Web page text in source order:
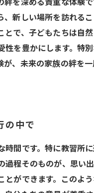
を深める貴重な体験
新しい場所を訪れる
とで、子どもたちは自
を豊かにします。特
、未来の家族の絆を
の中で
間です。特に教習所
程そのものが、思い
ができます。このよ